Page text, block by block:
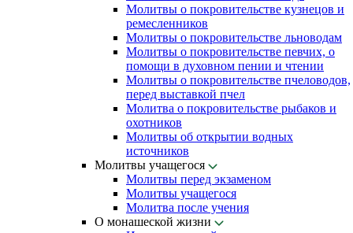
Молитвы о покровительстве кузнецов и
ремесленников
Молитвы о покровительстве льноводам
Молитвы о покровительстве певчих, о
помощи в духовном пении и чтении
Молитвы о покровительстве пчеловодов,
перед выставкой пчел
Молитва о покровительстве рыбаков и
охотников
Молитвы об открытии водных
источников
Молитвы учащегося
Молитвы перед экзаменом
Молитвы учащегося
Молитва после учения
О монашеской жизни